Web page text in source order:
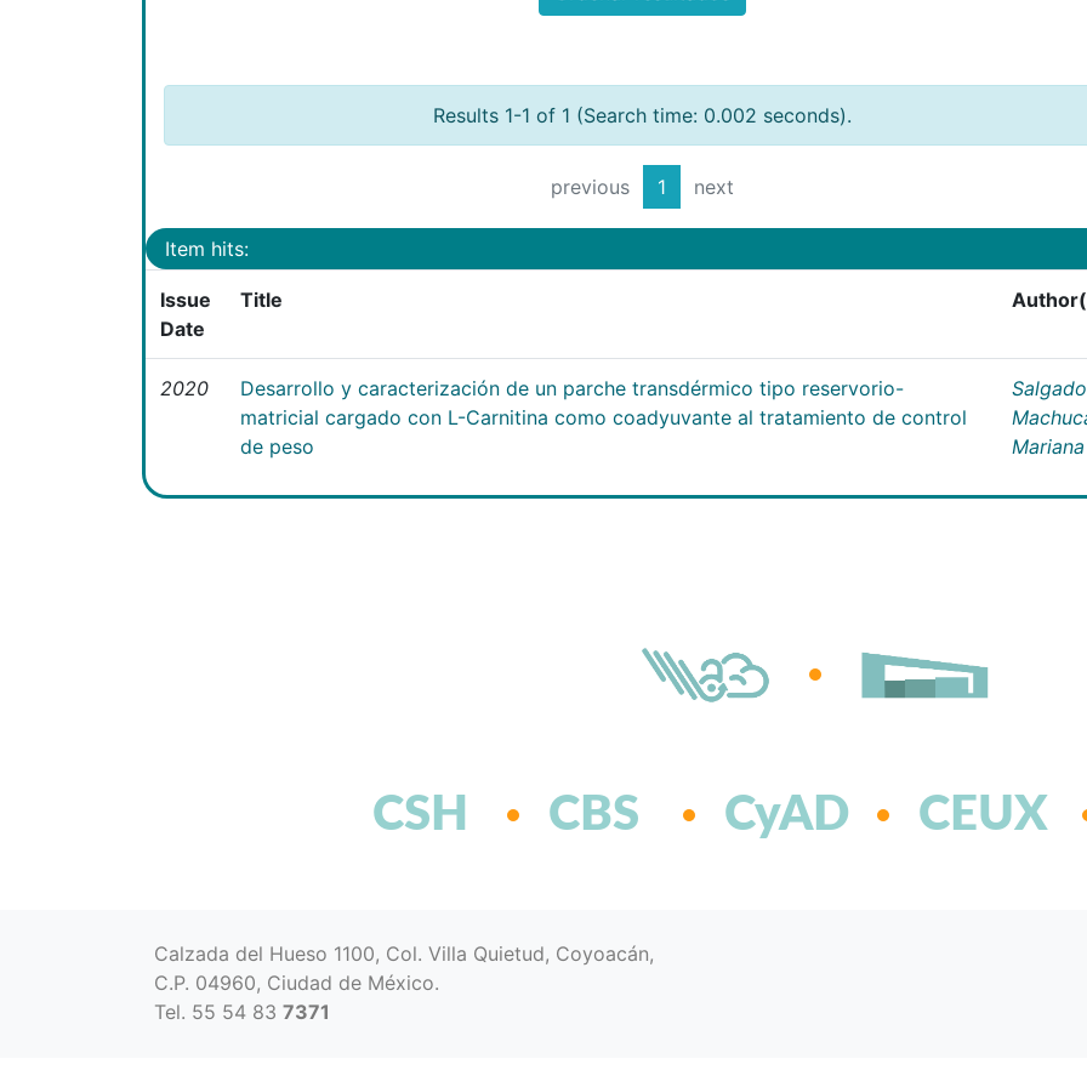
Results 1-1 of 1 (Search time: 0.002 seconds).
previous 1 next
Item hits:
Issue
Date
Title
2020
Desarrollo y caracterización de un parche transdérmico tipo reservorio-
matricial cargado con L-Carnitina como coadyuvante al tratamiento de control
de peso
Salgado
Mariana
CSH CBS CyAD CEUX
Calzada del Hueso 1100, Col. Villa Quietud, Coyoacán,
C.P. 04960, Ciudad de México.
Tel. 55 54 83 7371